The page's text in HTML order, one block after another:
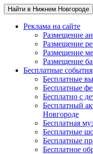
Найти в Нижнем Новгороде
Реклама на сайте
Размещение
Размещение
Размещение
Размещение
Бесплатные события
Бесплатные
Бесплатные
Бесплатно с
Бесплатный
Новгороде
Бесплатная
Бесплатные
Бесплатные
Бесплатное